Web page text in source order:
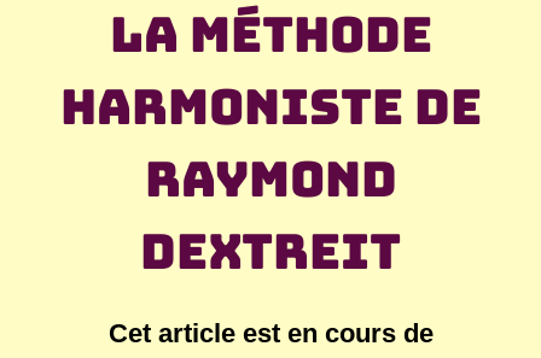
La méthode
harmoniste de
Raymond
Dextreit
Cet article est en cours de